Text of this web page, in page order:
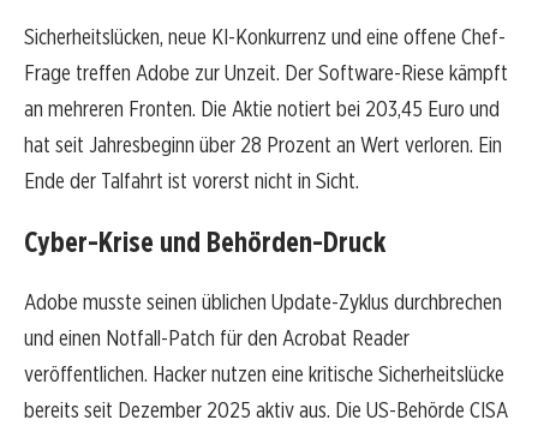
Sicherheitslücken, neue KI-Konkurrenz und eine offene Chef-
Frage treffen Adobe zur Unzeit. Der Software-Riese kämpft
an mehreren Fronten. Die Aktie notiert bei 203,45 Euro und
hat seit Jahresbeginn über 28 Prozent an Wert verloren. Ein
Ende der Talfahrt ist vorerst nicht in Sicht.
Cyber-Krise und Behörden-Druck
Adobe musste seinen üblichen Update-Zyklus durchbrechen
und einen Notfall-Patch für den Acrobat Reader
veröffentlichen. Hacker nutzen eine kritische Sicherheitslücke
bereits seit Dezember 2025 aktiv aus. Die US-Behörde CISA